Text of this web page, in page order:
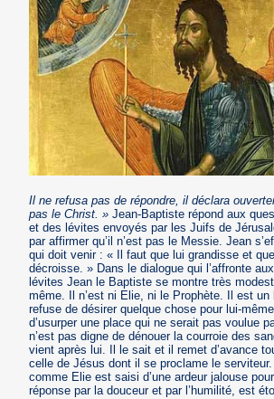
Il ne refusa pas de répondre, il déclara
pas le Christ. » Jean-Baptiste répond aux
et des lévites envoyés par les Juifs de
par affirmer qu’il n’est pas le Messie. Jean
qui doit venir : « Il faut que lui grandisse et
décroisse. » Dans le dialogue qui l’affronte
lévites Jean le Baptiste se montre très
même. Il n’est ni Elie, ni le Prophète. Il est un
refuse de désirer quelque chose pour lui-
d’usurper une place qui ne serait pas voulue
n’est pas digne de dénouer la courroie des
vient après lui. Il le sait et il remet d’avance
celle de Jésus dont il se proclame le
comme Elie est saisi d’une ardeur jalouse
réponse par la douceur et par l’humilité, est